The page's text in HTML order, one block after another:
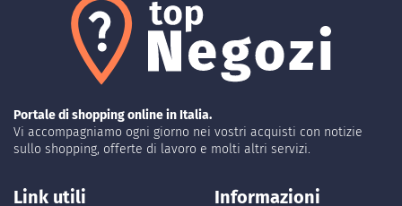
Portale di shopping online in Italia.
Vi accompagniamo ogni giorno nei vostri acquisti con notizie
sullo shopping, offerte di lavoro e molti altri servizi.
Link utili Informazioni